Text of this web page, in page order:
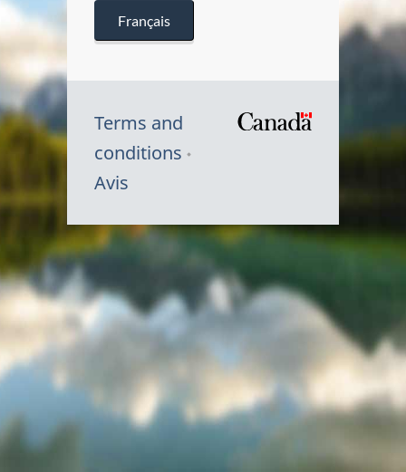
Français
Terms and
conditions
Avis
Symbole
du